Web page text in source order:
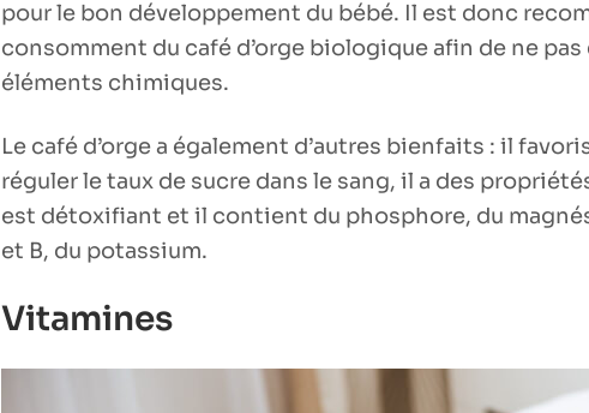
pour le bon développement du bébé. Il est donc
consomment du café d’orge biologique afin de ne pas
éléments chimiques.
Le café d’orge a également d’autres bienfaits : il
réguler le taux de sucre dans le sang, il a des
est détoxifiant et il contient du phosphore, du
et B, du potassium.
Vitamines